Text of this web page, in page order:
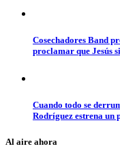
Cosechadores Band
proclamar que Jesús
Cuando todo se
Rodríguez estrena un
Al aire ahora